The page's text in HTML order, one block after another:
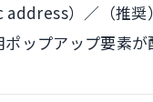
）／（推奨
ップアップ要素が